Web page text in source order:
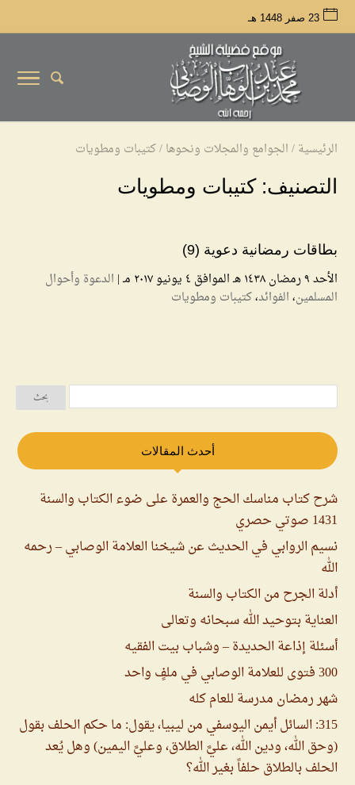
23 صفر 1448 هـ
الرئيسية/الجوامع والمجلات ونحوها/كتيبات ومطويات
التصنيف:كتيبات ومطويات
بطاقات رمضانية دعوية (9)
الأحد ۹ رمضان ۱٤۳۸ هـ الموافق ٤ يونيو ۲۰۱۷ مـ |
الدعوة وأحوال
المسلمين،الفوائد،كتيبات ومطويات
أحدث المقالات
شرح كتاب مناسك الحج والعمرة على ضوء الكتاب والسنة
1431 صوتي حصري
نسيم الروابي في الحديث عن شيخنا العلامة الوصابي – رحمه
الله
أدلة الجرح من الكتاب والسنة
العناية بتوحيد الله سبحانه وتعالى
أسئلة إذاعة الحديدة – وشباب بيت الفقيه
300 فتوى للعلامة الوصابي في ملفٍ واحد
شهر رمضان مدرسة للعام كله
315: السائل أيمن اليوسفي من ليبيا، يقول: ما حكم الحلف بقول
(وحق الله، ودين الله، عليَّ الطلاق، وعليَّ اليمين) وهل يُعد
الحلف بالطلاق حلفاً بغير الله؟